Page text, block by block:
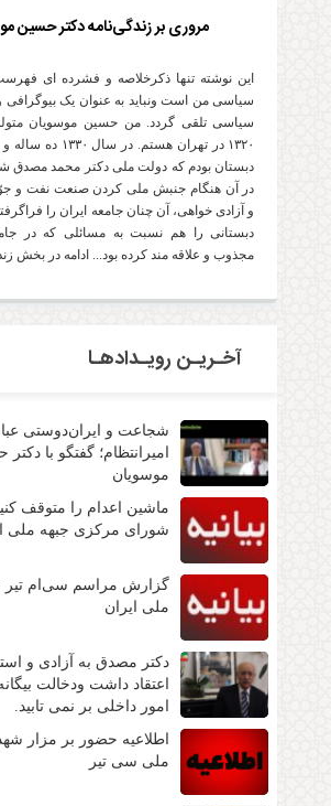
مروری بر زندگی‌نامه دکتر حسین
این نوشته تنها ذکرخلاصه و فشرده ای
سیاسی من است ونباید به عنوان یک
سیاسی تلقی گردد. من حسین موسویان
۱۳۲۰ در تهران هستم.
دبستان بودم که دولت ملی دکتر محمد مصدق
در آن هنگام جنبش ملی کردن صنعت نفت و
و آزادی خواهی، آن چنان جامعه ایران را
دبستانی را هم نسبت به مسائلی که در
مجذوب و علاقه مند کرده بود... ادامه در بخش
آخـریـن رویـدادهـا
شجاعت و ایران‌دوستی
امیرانتظام؛ گفتگو با
موسویان
ماشین اعدام را متوقف
شورای مرکزی جبهه ملی
گزارش مراسم سی‌ام تیر
ملی ایران
دکتر مصدق به آزادی و
اعتقاد داشت ودخالت
امور داخلی بر نمی تابید.
اطلاعیه حضور بر مزار
ملی سی تیر